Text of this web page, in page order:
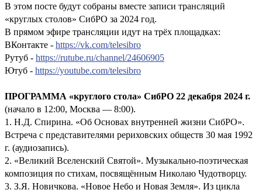
В этом посте будут собраны вместе записи трансляций
«круглых столов» СибРО за 2024 год.
В прямом эфире трансляции идут на трёх площадках:
ВКонтакте - https://vk.com/telesibro
Рутуб - https://rutube.ru/channel/24606905
Ютуб - https://youtube.com/telesibro
ПРОГРАММА «круглого стола» СибРО 22 декабря 2024 г.
(начало в 12:00, Москва — 8:00).
1. Н.Д. Спирина. «Об Основах внутренней жизни СибРО».
Встреча с представителями рериховских обществ 30 мая 1992
г. (аудиозапись).
2. «Великий Вселенский Святой». Музыкально-поэтическая
композиция по стихам, посвящённым Николаю Чудотворцу.
3. З.Я. Новичкова. «Новое Небо и Новая Земля». Из цикла